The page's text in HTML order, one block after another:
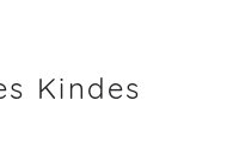
Kindes